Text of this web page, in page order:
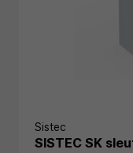
Sistec
SISTEC SK